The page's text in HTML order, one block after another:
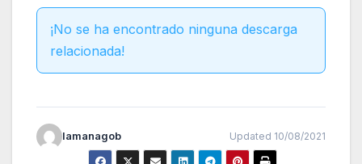
¡No se ha encontrado ninguna descarga
relacionada!
lamanagob Updated 10/08/2021